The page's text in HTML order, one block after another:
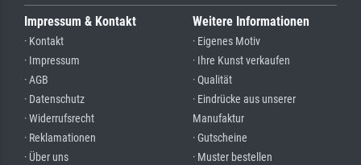
Impressum & Kontakt
· Kontakt
· Impressum
· AGB
· Datenschutz
· Widerrufsrecht
· Reklamationen
· Über uns
Weitere Informationen
· Eigenes Motiv
· Ihre Kunst verkaufen
· Qualität
· Eindrücke aus unserer
Manufaktur
· Gutscheine
· Muster bestellen